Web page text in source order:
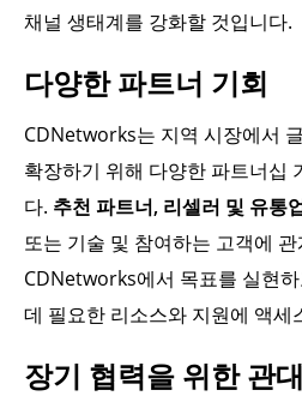
채널 생태계를 강화할 것입니다.
다양한 파트너 기회
CDNetworks는 지역 시장에서
확장하기 위해 다양한 파트너십
다. 추천 파트너, 리셀러 및 유통
또는 기술 및 참여하는 고객에
CDNetworks에서 목표를 실현
데 필요한 리소스와 지원에 액세
장기 협력을 위한 관